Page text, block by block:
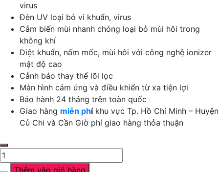
virus
Đèn UV loại bỏ vi khuẩn, virus
Cảm biến mùi nhanh chóng loại bỏ mùi hôi trong
không khí
Diệt khuẩn, nấm mốc, mùi hôi với công nghệ ionizer
mật độ cao
Cảnh báo thay thế lõi lọc
Màn hình cảm ứng và điều khiển từ xa tiện lợi
Bảo hành 24 tháng trên toàn quốc
Giao hàng miễn phíkhu vực Tp. Hồ Chí Minh – Huyện
Củ Chi và Cần Giờ phí giao hàng thỏa thuận
Máy
lọc